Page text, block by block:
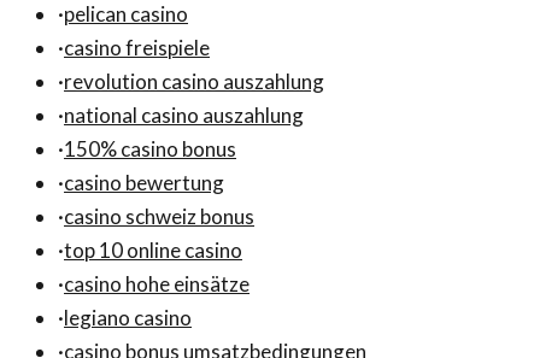
·pelican casino
·casino freispiele
·revolution casino auszahlung
·national casino auszahlung
·150% casino bonus
·casino bewertung
·casino schweiz bonus
·top 10 online casino
·casino hohe einsätze
·legiano casino
·casino bonus umsatzbedingungen